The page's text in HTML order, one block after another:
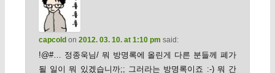
capcold on 2012. 03. 10. at 1:10 pm said:
!@#… 정종욱님/ 뭐 방명록에 올린게 다른 분들께 폐가
될 일이 뭐 있겠습니까;; 그러라는 방명록이죠 :-) 뭐 간